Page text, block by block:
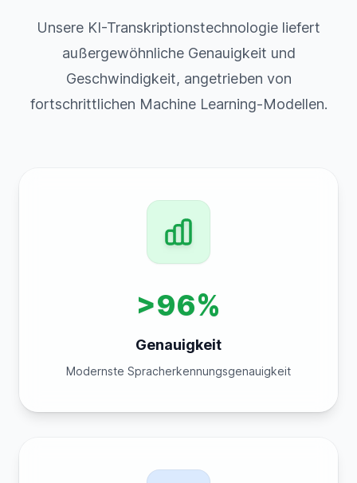
Unsere KI-Transkriptionstechnologie liefert
außergewöhnliche Genauigkeit und
Geschwindigkeit, angetrieben von
fortschrittlichen Machine Learning-Modellen.
>96%
Genauigkeit
Modernste Spracherkennungsgenauigkeit